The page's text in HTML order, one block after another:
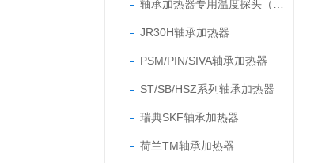
JR30H轴承加热器
PSM/PIN/SIVA轴承加热器
ST/SB/HSZ系列轴承加热器
瑞典SKF轴承加热器
荷兰TM轴承加热器